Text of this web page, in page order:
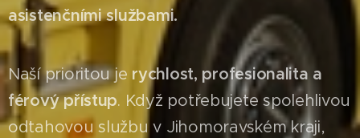
asistenčními službami.
Naší prioritou je rychlost, profesionalita a
férový přístup. Když potřebujete spolehlivou
odtahovou službu v Jihomoravském kraji,